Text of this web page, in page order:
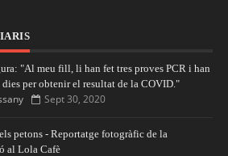
"Al meu fill, li han fet tres proves PCR i han
dies per obtenir el resultat de la COVID."
Sept 30, 2020
petons - Reportatge fotogràfic de la
al Lola Cafè